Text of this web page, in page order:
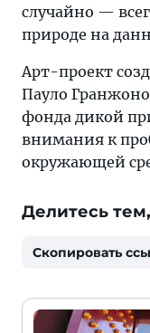
случайно —
природе на
Арт-проект
Пауло
фонда дикой
внимания к
окружающей
Делитесь
Скопировать